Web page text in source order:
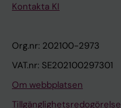
Kontakta KI
Org.nr: 202100-2973
VAT.nr: SE202100297301
Om webbplatsen
Tillgänglighetsredogörelse